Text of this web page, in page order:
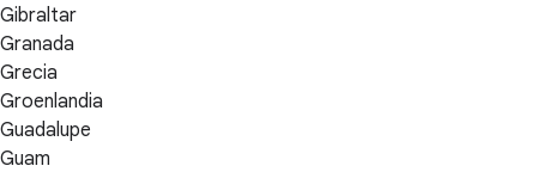
Gibraltar
Granada
Grecia
Groenlandia
Guadalupe
Guam